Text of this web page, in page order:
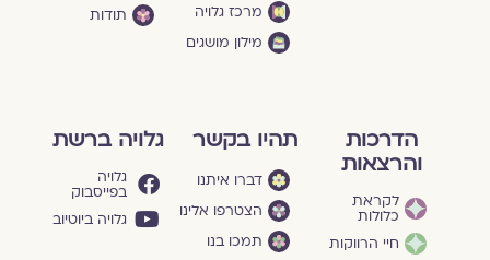
מרכז גלויה
מילון מושגים
תודות
הדרכות
והרצאות
לקראת
כלולות
חיי הרווקות
תהיו בקשר
דברו איתנו
הצטרפו אלינו
תמכו בנו
גלויה ברשת
גלויה
בפייסבוק
גלויה ביוטיוב